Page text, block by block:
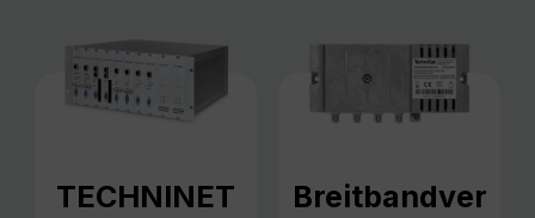
TECHNINET
Breitbandver